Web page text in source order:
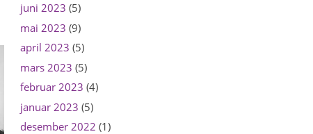
juni 2023 (5)
mai 2023 (9)
april 2023 (5)
mars 2023 (5)
februar 2023 (4)
januar 2023 (5)
desember 2022 (1)